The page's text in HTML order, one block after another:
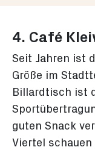
4. Café
Seit Jahren ist
Größe im
Billardtisch ist
guten Snack
Viertel schauen